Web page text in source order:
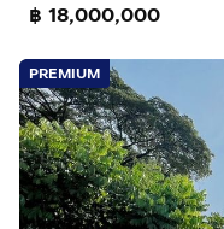
฿ 18,000,000
PREMIUM